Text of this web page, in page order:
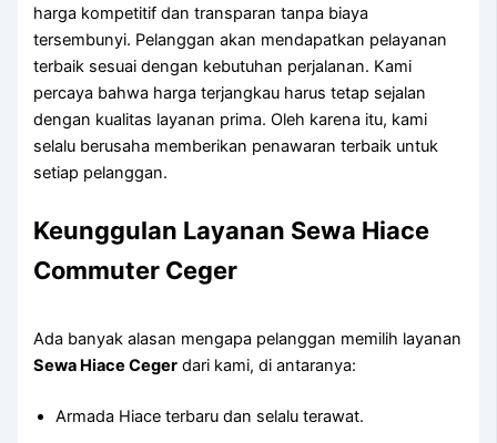
harga kompetitif dan transparan tanpa biaya
tersembunyi. Pelanggan akan mendapatkan pelayanan
terbaik sesuai dengan kebutuhan perjalanan. Kami
percaya bahwa harga terjangkau harus tetap sejalan
dengan kualitas layanan prima. Oleh karena itu, kami
selalu berusaha memberikan penawaran terbaik untuk
setiap pelanggan.
Keunggulan Layanan Sewa Hiace
Commuter Ceger
Ada banyak alasan mengapa pelanggan memilih layanan
Sewa Hiace Ceger dari kami, di antaranya:
Armada Hiace terbaru dan selalu terawat.